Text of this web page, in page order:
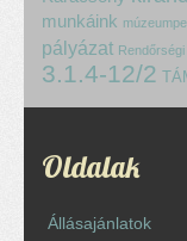
munkáink
pályázat
3.1.4-12/2
Oldalak
Állásajánlatok